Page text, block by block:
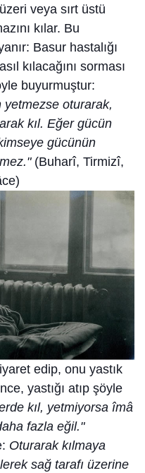
veya sırt üstü
kılar. Bu
Basur hastalığı
kılacağını sorması
buyurmuştur:
yetmezse oturarak,
kıl. Eğer gücün
gücünün
(Buharî, Tirmizî,
edip, onu yastık
yastığı atıp şöyle
kıl, yetmiyorsa îmâ
fazla eğil."
Oturarak kılmaya
sağ tarafı üzerine